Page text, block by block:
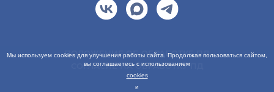
ПОЛОЖЕНИЕ ОБ ОБРАБОТКЕ ПД
СОГЛАСИЕ НА ОБРАБОТКУ ПД
Мы используем cookies для улучшения работы сайта. Продолжая пользоваться сайтом,
вы соглашаетесь с использованием
cookies
и